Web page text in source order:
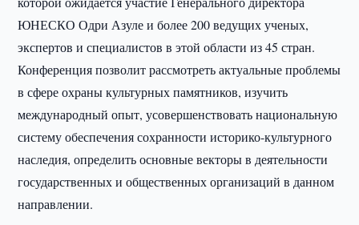
ЮНЕСКО Одри Азуле и более 200 ведущих ученых,
экспертов и специалистов в этой области из 45 стран.
Конференция позволит рассмотреть актуальные проблемы
в сфере охраны культурных памятников, изучить
международный опыт, усовершенствовать национальную
систему обеспечения сохранности историко-культурного
наследия, определить основные векторы в деятельности
государственных и общественных организаций в данном
направлении.